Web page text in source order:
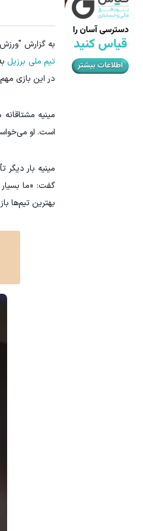
به گزارش
تیم ملی برزیل
در این بازی
مینیه
است. او
گفت: «ما
بهترین تیم‌ها